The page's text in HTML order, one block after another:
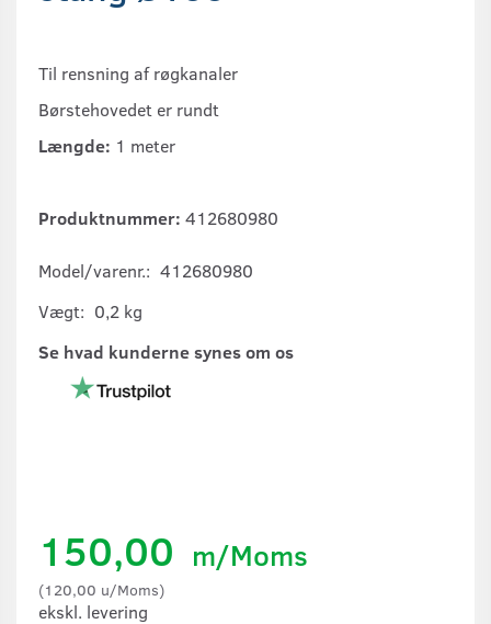
Til rensning af røgkanaler
Børstehovedet er rundt
Længde: 1 meter
Produktnummer: 412680980
Model/varenr.: 412680980
Vægt: 0,2 kg
Se hvad kunderne synes om os
150,00 m/Moms
(120,00 u/Moms)
ekskl. levering